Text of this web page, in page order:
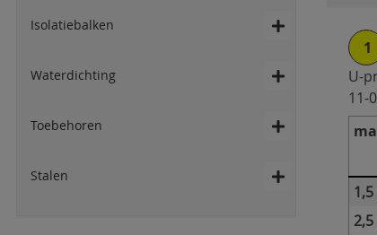
Isolatiebalken
Waterdichting
Toebehoren
Stalen
1
U-
11-